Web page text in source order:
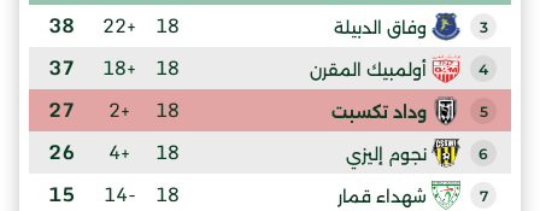
3 وفاق الدبيلة 18
+22
38
4 أولمبيك المقرن 18
+18
37
5 وداد تكسبت 18
+2
27
6 نجوم إليزي 18
+4
26
7 شهداء قمار 18
-14
15